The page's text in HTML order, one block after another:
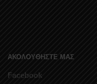
ΑΚΟΛΟΥΘΗΣΤΕ ΜΑΣ
Facebook